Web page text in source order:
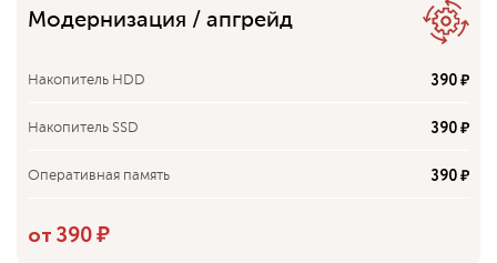
Замена Bluetooth 990 ₽
Модернизация / апгрейд
Накопитель HDD 390 ₽
Накопитель SSD 390 ₽
Оперативная память 390 ₽
Процессор
от 390 ₽